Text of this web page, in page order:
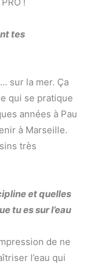
tes
sur la mer. Ça
qui se pratique
années à Pau
à Marseille.
très
et quelles
tu es sur l’eau
de ne
l’eau qui